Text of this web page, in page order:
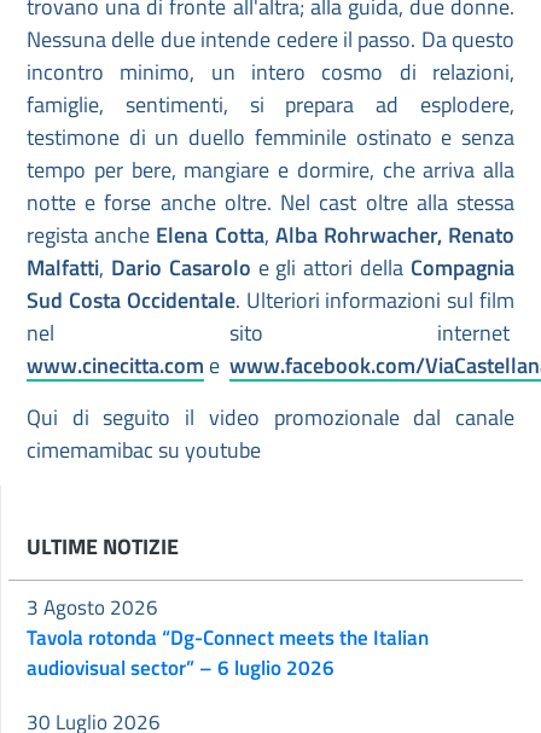
trovano una di fronte all'altra; alla guida, due donne.
Nessuna delle due intende cedere il passo. Da questo
incontro minimo, un intero cosmo di relazioni,
famiglie, sentimenti, si prepara ad esplodere,
testimone di un duello femminile ostinato e senza
tempo per bere, mangiare e dormire, che arriva alla
notte e forse anche oltre. Nel cast oltre alla stessa
regista anche Elena Cotta, Alba Rohrwacher, Renato
Malfatti, Dario Casarolo e gli attori della Compagnia
Sud Costa Occidentale. Ulteriori informazioni sul film
nel sito internet
www.cinecitta.com e www.facebook.com/
Qui di seguito il video promozionale dal canale
cimemamibac su youtube
ULTIME NOTIZIE
Tavola rotonda “Dg-Connect meets the Italian
audiovisual sector” – 6 luglio 2026
3 Agosto 2026
30 Luglio 2026